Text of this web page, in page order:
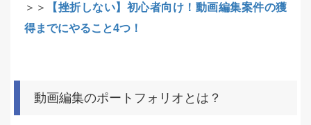
＞＞
【挫折しない】初心者向け！動画編集案件の獲
得までにやること4つ！
動画編集のポートフォリオとは？